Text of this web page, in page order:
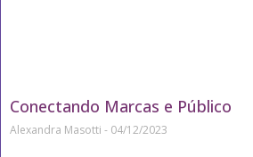
Conectando Marcas e Público
Alexandra Masotti 04/12/2023